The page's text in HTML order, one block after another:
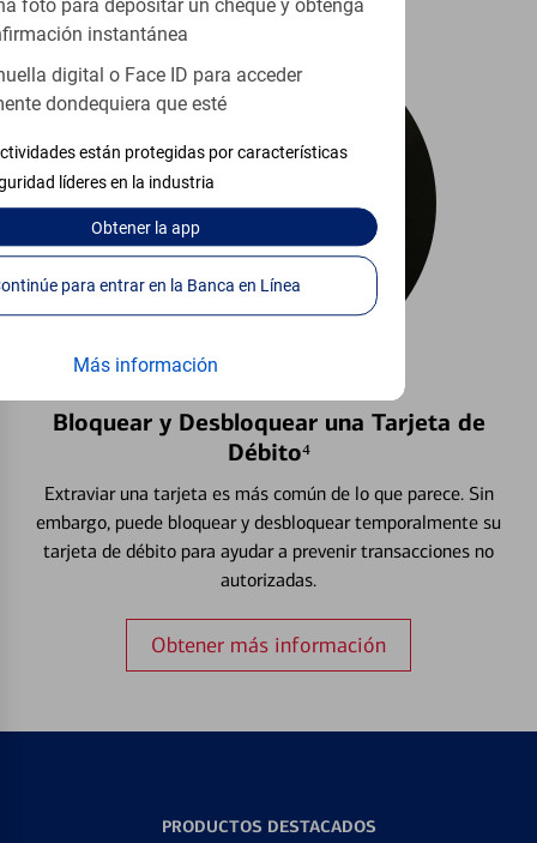
foto para depositar un cheque y obtenga
instantánea
digital o Face ID para acceder
dondequiera que esté
están protegidas por características
líderes en la industria
Obtenerla app
Continúe para entrar en la Banca en Línea
Más información
Bloquear y Desbloquear una Tarjeta de
Débito⁴
Extraviar una tarjeta es más común de lo que parece. Sin
embargo, puede bloquear y desbloquear temporalmente su
tarjeta de débito para ayudar a prevenir transacciones no
autorizadas.
Obtener más información
PRODUCTOS DESTACADOS